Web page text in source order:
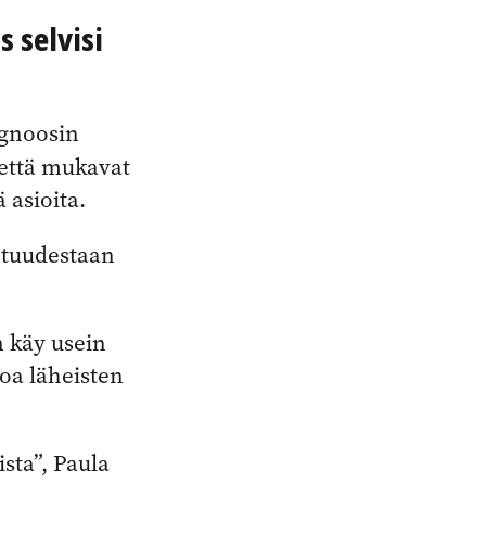
selvisi
mukavat
asioita.
käy usein
läheisten
Paula